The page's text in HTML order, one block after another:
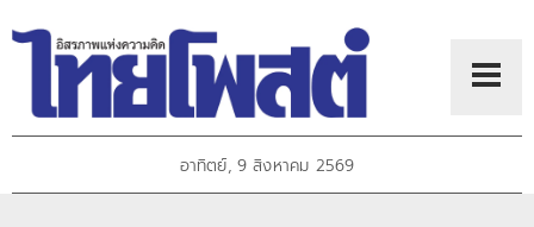
อาทิตย์, 9 สิงหาคม 2569